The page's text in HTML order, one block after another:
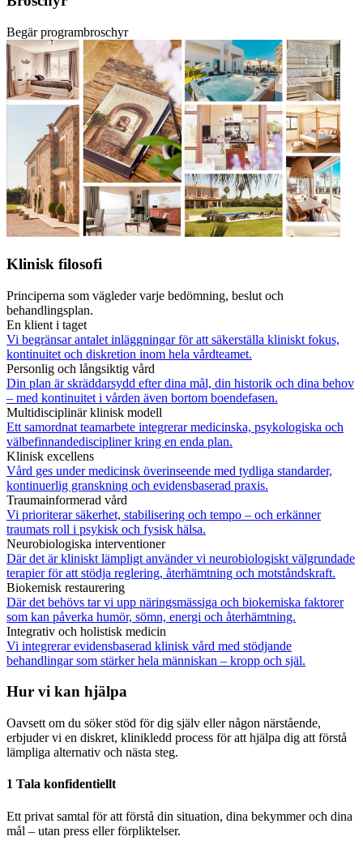
Begär programbroschyr
Klinisk filosofi
Principerna som vägleder varje bedömning, beslut och
behandlingsplan.
En klient i taget
Vi begränsar antalet inläggningar för att säkerställa kliniskt fokus,
kontinuitet och diskretion inom hela vårdteamet.
Personlig och långsiktig vård
Din plan är skräddarsydd efter dina mål, din historik och dina behov
– med kontinuitet i vården även bortom boendefasen.
Multidisciplinär klinisk modell
Ett samordnat teamarbete integrerar medicinska, psykologiska och
välbefinnandediscipliner kring en enda plan.
Klinisk excellens
Vård ges under medicinsk överinseende med tydliga standarder,
kontinuerlig granskning och evidensbaserad praxis.
Traumainformerad vård
Vi prioriterar säkerhet, stabilisering och tempo – och erkänner
traumats roll i psykisk och fysisk hälsa.
Neurobiologiska interventioner
Där det är kliniskt lämpligt använder vi neurobiologiskt välgrundade
terapier för att stödja reglering, återhämtning och motståndskraft.
Biokemisk restaurering
Där det behövs tar vi upp näringsmässiga och biokemiska faktorer
som kan påverka humör, sömn, energi och återhämtning.
Integrativ och holistisk medicin
Vi integrerar evidensbaserad klinisk vård med stödjande
behandlingar som stärker hela människan – kropp och själ.
Hur vi kan hjälpa
Oavsett om du söker stöd för dig själv eller någon närstående,
erbjuder vi en diskret, klinikledd process för att hjälpa dig att förstå
lämpliga alternativ och nästa steg.
1 Tala konfidentiellt
Ett privat samtal för att förstå din situation, dina bekymmer och dina
mål – utan press eller förpliktelser.